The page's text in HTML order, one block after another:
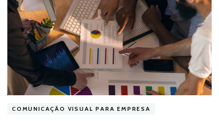
COMUNICAÇÃO VISUAL PARA EMPRESA